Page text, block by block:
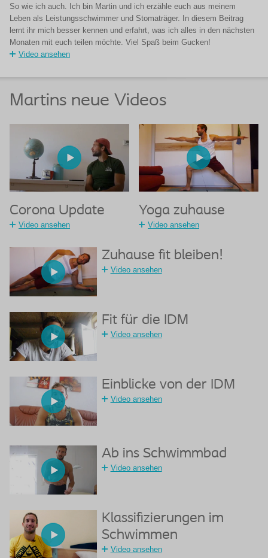
So wie ich auch. Ich bin Martin und ich erzähle euch aus meinem
Leben als Leistungsschwimmer und Stomaträger. In diesem Beitrag
lernt ihr mich besser kennen und erfahrt, was ich alles in den nächsten
Monaten mit euch teilen möchte. Viel Spaß beim Gucken!
Video ansehen
Martins neue Videos
Corona Update
Video ansehen
Yoga zuhause
Video ansehen
Zuhause fit bleiben!
Video ansehen
Fit für die IDM
Video ansehen
Einblicke von der IDM
Video ansehen
Ab ins Schwimmbad
Video ansehen
Klassifizierungen im
Schwimmen
Video ansehen